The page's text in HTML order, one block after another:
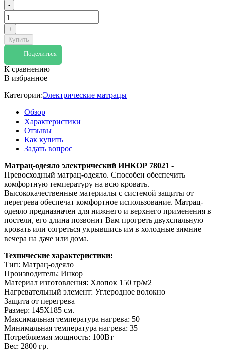
-
+
Купить
Поделиться
К сравнению
В избранное
Категории:Электрические матрацы
Обзор
Характеристики
Отзывы
Как купить
Задать вопрос
Матрац-одеяло электрический ИНКОР 78021 -
Превосходный матрац-одеяло. Способен обеспечить
комфортную температуру на всю кровать.
Высококачественные материалы с системой защиты от
перегрева обеспечат комфортное использование. Матрац-
одеяло предназначен для нижнего и верхнего применения в
постели, его длина позвонит Вам прогреть двухспальную
кровать или согреться укрывшись им в холодные зимние
вечера на даче или дома.
Технические характеристики:
Тип: Матрац-одеяло
Производитель: Инкор
Материал изготовления: Хлопок 150 гр/м2
Нагревательный элемент: Углеродное волокно
Защита от перегрева
Размер: 145Х185 см.
Максимальная температура нагрева: 50
Минимальная температура нагрева: 35
Потребляемая мощность: 100Вт
Вес: 2800 гр.